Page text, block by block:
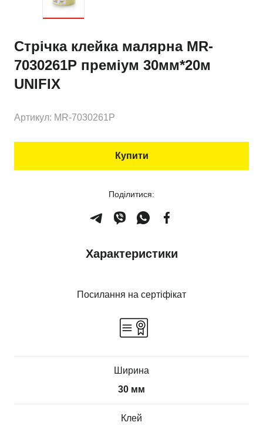
Стрічка клейка малярна MR-
7030261P преміум 30мм*20м
UNIFIX
Артикул: MR-7030261P
Купити
Поділитися:
Характеристики
Посилання на сертіфікат
Ширина
30 мм
Клей